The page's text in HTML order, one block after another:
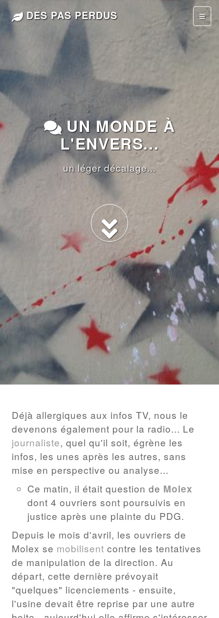
DES PAS PERDUS
UN MONDE À
L'ENVERS...
un léger décalage...
Déjà allergiques aux infos TV, nous le
devenons également pour la radio... Le
journaliste, quel qu'il soit, égrène les
infos, les unes après les autres, sans
mise en perspective ou analyse...
Ce matin, il était question de Molex
dont 4 ouvriers sont poursuivis en
justice après une plainte du PDG.
Depuis le mois d'avril, les ouvriers de
Molex se mobilisent contre les tentatives
de manipulation de la direction. Au
départ, cette dernière prévoyait
"quelques" licenciements - ensuite,
l'usine devait être reprise par une autre